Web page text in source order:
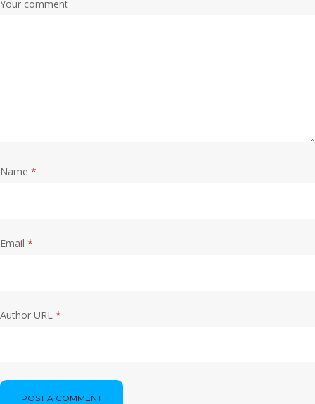
Your comment
Name *
Email *
Author URL *
POST A COMMENT